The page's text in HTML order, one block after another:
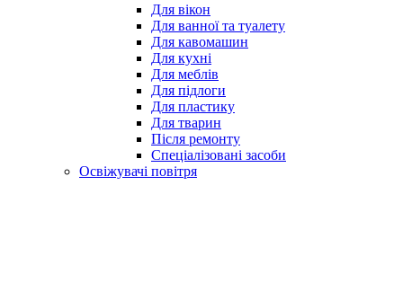
Для вікон
Для ванної та туалету
Для кавомашин
Для кухні
Для меблів
Для підлоги
Для пластику
Для тварин
Після ремонту
Спеціалізовані засоби
Освіжувачі повітря